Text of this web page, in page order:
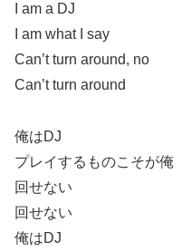
I am a DJ
I am what I say
Can’t turn around, no
Can’t turn around
俺はDJ
プレイするものこそが俺
回せない
回せない
俺はDJ